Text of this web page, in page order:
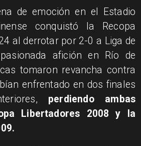
de emoción en el Estadio
conquistó la Recopa
al derrotar por 2-0 a Liga de
afición en Río de
tomaron revancha contra
enfrentado en dos finales
perdiendo ambas
Libertadores 2008 y la